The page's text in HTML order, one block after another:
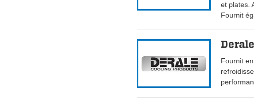
et plates.
Fournit
Derale
Fournit